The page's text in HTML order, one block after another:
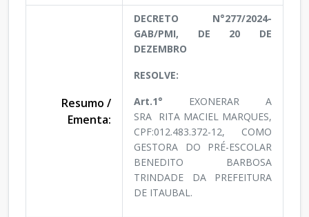
Resumo /
Ementa:
DECRETO N°277/2024-
GAB/PMI, DE 20 DE
DEZEMBRO
RESOLVE:
Art.1° EXONERAR A
SRA RITA MACIEL MARQUES,
CPF:012.483.372-12, COMO
GESTORA DO PRÉ-ESCOLAR
BENEDITO BARBOSA
TRINDADE DA PREFEITURA
DE ITAUBAL.